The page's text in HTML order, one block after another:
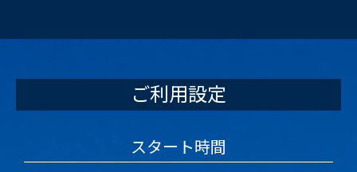
ご利用設定
スタート時間